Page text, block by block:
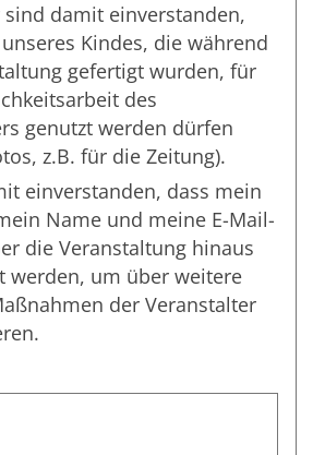
damit einverstanden,
Kindes, die während
gefertigt wurden, für
des
genutzt werden dürfen
z.B. für die Zeitung).
einverstanden, dass mein
Name und meine E-Mail-
die Veranstaltung hinaus
werden, um über weitere
der Veranstalter